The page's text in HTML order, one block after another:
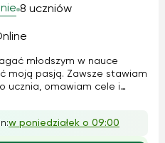
8 uczniów
młodszym w nauce
moją pasją. Zawsze stawiam
ucznia, omawiam cele i
to mieszanka zadań
Moi uczniowie są bardzo
p...
w poniedziałek o 09:00